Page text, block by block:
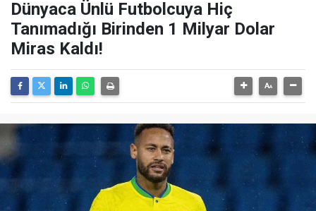
Dünyaca Ünlü Futbolcuya Hiç
Tanımadığı Birinden 1 Milyar Dolar
Miras Kaldı!